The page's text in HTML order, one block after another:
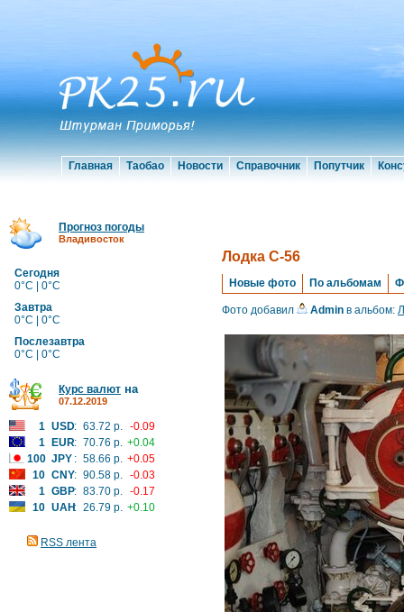
Главная Таобао Новости Справочник Попутчик
Прогноз погоды
Владивосток
Сегодня
0°C | 0°C
Завтра
0°C | 0°C
Послезавтра
0°C | 0°C
Курс валют на
07.12.2019
1 USD: 63.72 р. -0.09
1
EUR: 70.76 р. +0.04
100 JPY : 58.66 р. +0.05
10 CNY: 90.58 р. -0.03
1 GBP: 83.70 р. -0.17
10 UAH: 26.79 р. +0.10
RSS лента
Лодка С-56
Новые фото По альбомам
Фото добавил Admin в альбом: